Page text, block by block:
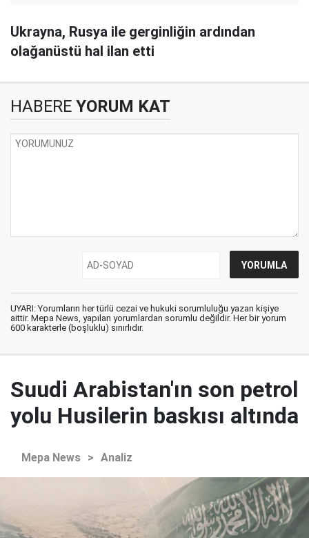
Ukrayna, Rusya ile gerginliğin ardından
olağanüstü hal ilan etti
HABERE YORUM KAT
UYARI: Yorumların her türlü cezai ve hukuki sorumluluğu yazan kişiye
aittir. Mepa News, yapılan yorumlardan sorumlu değildir. Her bir yorum
600 karakterle (boşluklu) sınırlıdır.
Suudi Arabistan'ın son petrol
yolu Husilerin baskısı altında
Mepa News > Analiz